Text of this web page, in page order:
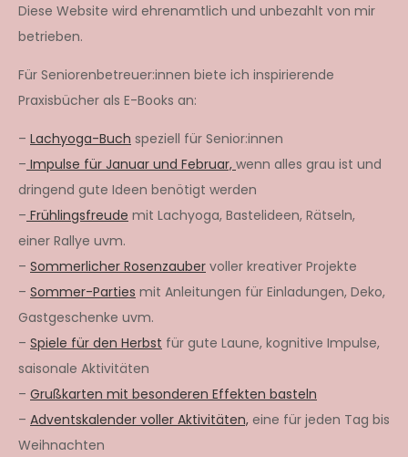
Diese Website wird ehrenamtlich und unbezahlt von mir
betrieben.
Für Seniorenbetreuer:innen biete ich inspirierende
Praxisbücher als E-Books an:
– Lachyoga-Buch speziell für Senior:innen
– Impulse für Januar und Februar, wenn alles grau ist und
dringend gute Ideen benötigt werden
– Frühlingsfreude mit Lachyoga, Bastelideen, Rätseln,
einer Rallye uvm.
– Sommerlicher Rosenzauber voller kreativer Projekte
– Sommer-Parties mit Anleitungen für Einladungen, Deko,
Gastgeschenke uvm.
– Spiele für den Herbst für gute Laune, kognitive Impulse,
saisonale Aktivitäten
– Grußkarten mit besonderen Effekten basteln
– Adventskalender voller Aktivitäten, eine für jeden Tag bis
Weihnachten